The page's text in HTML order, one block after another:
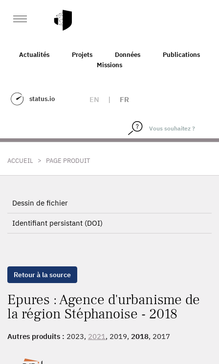
Actualités Projets Données
Publications
Missions
status.io EN | FR
ACCUEIL > PAGE PRODUIT
Dessin de fichier
Identifiant persistant (DOI)
Retour à la source
Epures : Agence d'urbanisme de
la région Stéphanoise - 2018
Autres produits : 2023, 2021, 2019, 2018, 2017